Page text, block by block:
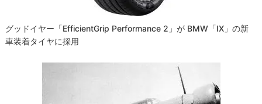
グッドイヤー「EfficientGrip Performance 2」が BMW「iX」の新
車装着タイヤに採用